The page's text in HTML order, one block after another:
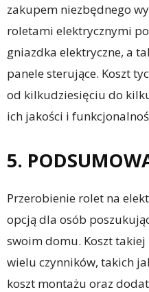
zakupem niezbędnego
roletami elektrycznymi
gniazdka elektryczne, a
panele sterujące. Koszt
od kilkudziesięciu do
ich jakości i
5.
Przerobienie rolet na
opcją dla osób
swoim domu. Koszt
wielu czynników, takich
koszt montażu oraz